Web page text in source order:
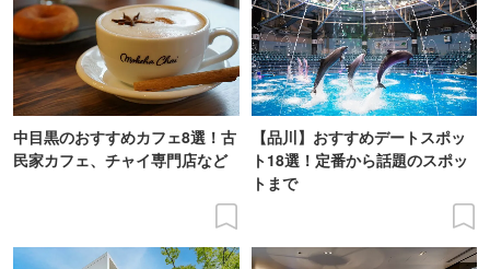
中目黒のおすすめカフェ8選！古
民家カフェ、チャイ専門店など
【品川】おすすめデートスポッ
ト18選！定番から話題のスポッ
トまで